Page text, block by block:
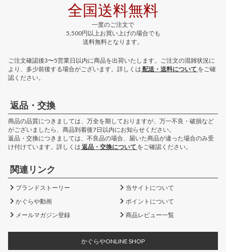
全国送料無料
一度のご注文で
5,500円以上お買い上げの場合でも
送料無料となります。
ご注文確認後3〜5営業日以内に商品を出荷いたします。ご注文の混雑状況に
より、多少前後する場合がございます。詳しくは 配送・送料について をご確
認ください。
返品・交換
商品の品質につきましては、万全を期しておりますが、万一不良・破損など
がございましたら、商品到着後7日以内にお知らせください。
返品・交換につきましては、不良品の場合、届いた商品が違った場合のみ受
け付けています。詳しくは 返品・交換について をご確認ください。
関連リンク
ブランドストーリー
当サイトについて
かぐらや動画
ポイントについて
メールマガジン登録
商品レビュー一覧
かぐらやONLINE SHOP